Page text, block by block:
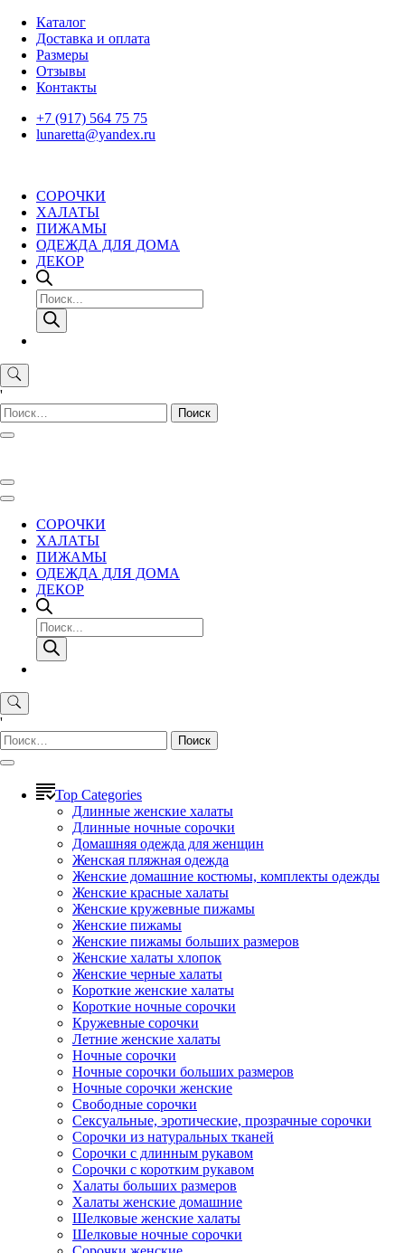
Skip
content
Каталог
Доставка и оплата
Размеры
Отзывы
Контакты
+7 (917) 564 75 75
lunaretta@yandex.ru
СОРОЧКИ
ХАЛАТЫ
ПИЖАМЫ
ОДЕЖДА ДЛЯ ДОМА
ДЕКОР
Поиск
товаров
'
Найти:
СОРОЧКИ
ХАЛАТЫ
ПИЖАМЫ
ОДЕЖДА ДЛЯ ДОМА
ДЕКОР
Поиск
товаров
'
Найти:
Top Categories
Длинные женские халаты
Длинные ночные сорочки
Домашняя одежда для женщин
Женская пляжная одежда
Женские домашние костюмы, комплекты одежды
Женские красные халаты
Женские кружевные пижамы
Женские пижамы
Женские пижамы больших размеров
Женские халаты хлопок
Женские черные халаты
Короткие женские халаты
Короткие ночные сорочки
Кружевные сорочки
Летние женские халаты
Ночные сорочки
Ночные сорочки больших размеров
Ночные сорочки женские
Свободные сорочки
Сексуальные, эротические, прозрачные сорочки
Сорочки из натуральных тканей
Сорочки с длинным рукавом
Сорочки с коротким рукавом
Халаты больших размеров
Халаты женские домашние
Шелковые женские халаты
Шелковые ночные сорочки